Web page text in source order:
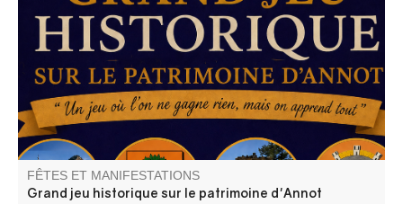
autrement ! "Le seul jeu où l'on à tout à apprendre… et
rien à gagner!
FÊTES ET MANIFESTATIONS
Grand jeu historique sur le patrimoine d'Annot